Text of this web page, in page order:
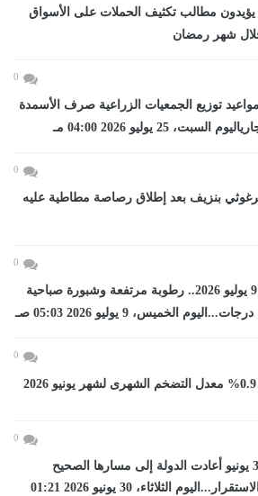
يؤيدون مطالب تكثيف الحملات على الأسواق
شهر رمضان
0
توزيع الجمعيات الزراعية صرف الأسمدة
25 يوليو 2026 04:00 مـ
0
بنزيف بعد إطلاق رصاصة مطاطية عليه
0
طقس الخميس 9 يوليو 2026.. رطوبة مرتفعة وشبورة صباحية
الخميس، 9 يوليو 2026 05:03 صـ
0
0
برلماني: ثورة 30 يونيو أعادت الدولة إلى مسارها الصحيح
ورسخت دعائم الاستقرار...اليوم الثلاثاء، 30 يونيو 2026 01:21